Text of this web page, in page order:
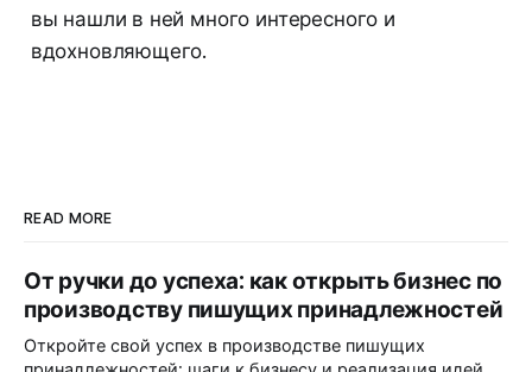
вы нашли в ней много интересного и
вдохновляющего.
READ MORE
От ручки до успеха: как открыть бизнес по
производству пишущих принадлежностей
Откройте свой успех в производстве пишущих